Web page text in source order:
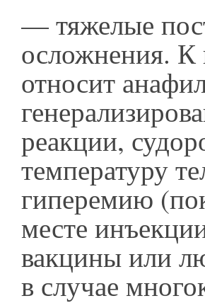
— тяжелые
осложнения.
относит
реакции,
температуру
гиперемию
месте
вакцины или
в случае